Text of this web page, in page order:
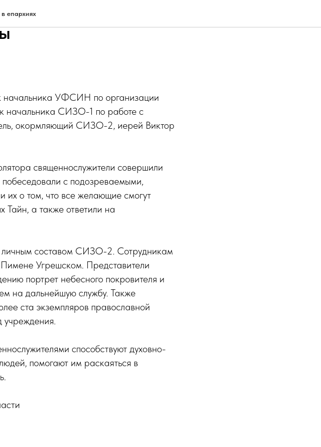
епархияхболее 100 книг
начальника УФСИН по организации
начальника СИЗО-1 по работе с
окормляющий СИЗО-2, иерей Виктор
священнослужители совершили
с подозреваемыми,
о том, что все желающие смогут
Тайн, а также ответили на
личным составом СИЗО-2. Сотрудникам
Угрешском. Представители
портрет небесного покровителя и
на дальнейшую службу. Также
ста экземпляров православной
учреждения.
способствуют духовно-
помогают им раскаяться в